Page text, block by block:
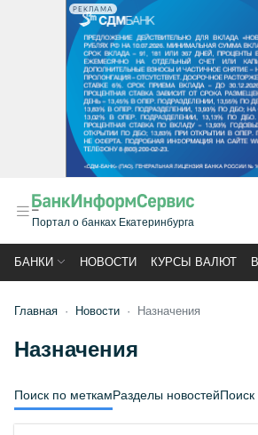
РЕКЛАМА
Портал о банках Екатеринбурга
БАНКИ НОВОСТИ КУРСЫ ВАЛЮТ
Главная Новости Назначения
Назначения
Поиск по меткамРазделы новостей